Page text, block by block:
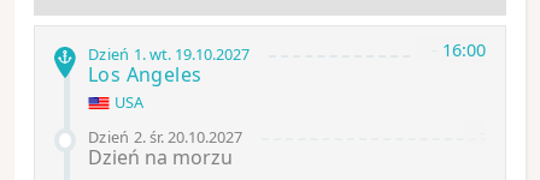
16:00
Dzień 1.wt. 19.10.2027
Los Angeles
USA
Dzień 2.śr.20.10.2027
Dzień na morzu